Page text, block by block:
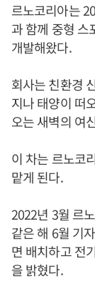
르노코리아는
과 함께 중형 스
개발해왔다.
회사는 친환경
지나 태양이 떠
오는 새벽의 여
이 차는 르노코
맡게 된다.
2022년 3월 르
같은 해 6월 기
면 배치하고 전
을 밝혔다.